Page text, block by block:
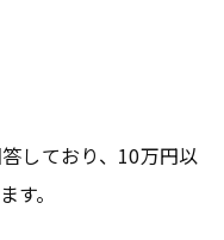
しており、10万円以
す。